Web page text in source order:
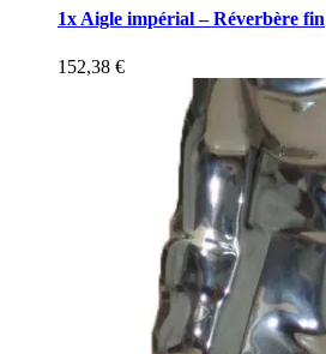
1x Aigle impérial – Réverbère fin
152,38 €